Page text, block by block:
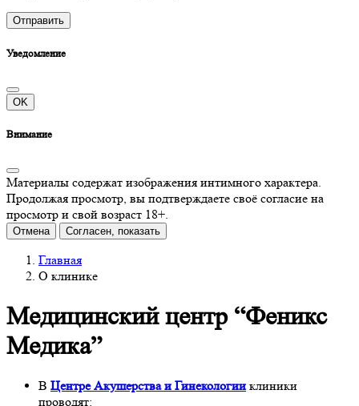
Отправить
Уведомление
OK
Внимание
Материалы содержат изображения интимного характера.
Продолжая просмотр, вы подтверждаете своё согласие на
просмотр и свой возраст 18+.
Отмена Согласен, показать
Главная
О клинике
Медицинский центр “Феникс
Медика”
В Центре Акушерства и Гинекологии клиники
проводят: